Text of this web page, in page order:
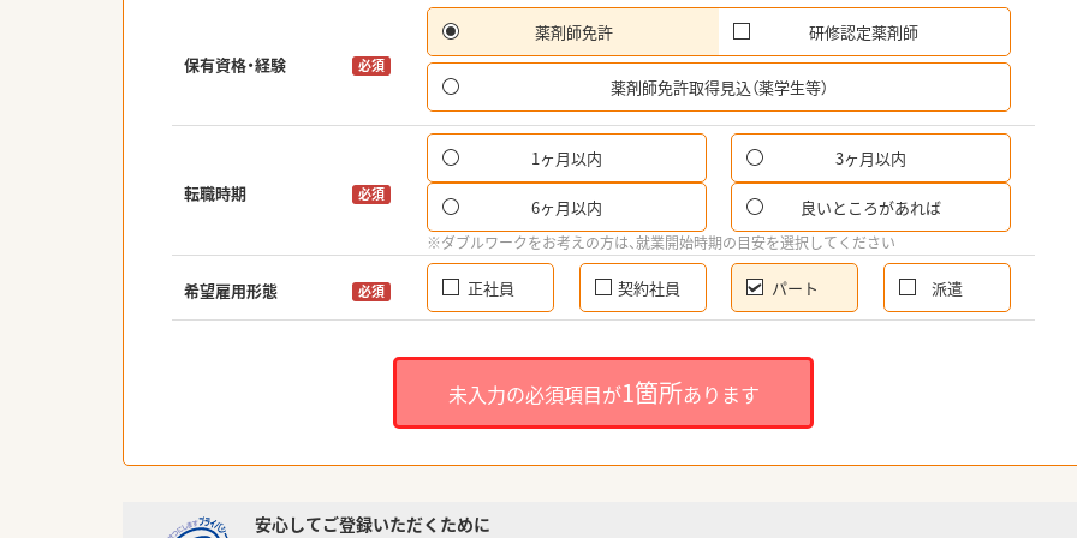
保有資格・経験 必須
薬剤師免許 研修認定薬剤師
薬剤師免許取得見込（薬学生等）
転職時期 必須
1ヶ月以内 3ヶ月以内
6ヶ月以内 良いところがあれば
※ダブルワークをお考えの方は、就業開始時期の目安を選択してください
希望雇用形態 必須 正社員 契約社員 パート 派遣
未入力の必須項目が1箇所あります
安心してご登録いただくために